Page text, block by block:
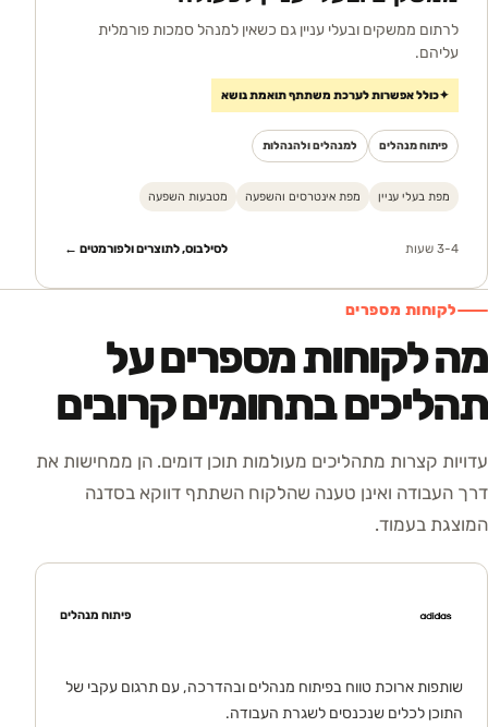
לרתום ממשקים ובעלי עניין גם כשאין למנהל סמכות פורמלית
עליהם.
✦כולל אפשרות לערכת משתתף תואמת נושא
פיתוח מנהלים למנהלים ולהנהלות
מפת בעלי עניין מפת אינטרסים והשפעה מטבעות השפעה
3-4 שעות לסילבוס, לתוצרים ולפורמטים ←
לקוחות מספרים
מה לקוחות מספרים על
תהליכים בתחומים קרובים
עדויות קצרות מתהליכים מעולמות תוכן דומים. הן ממחישות את
דרך העבודה ואינן טענה שהלקוח השתתף דווקא בסדנה
המוצגת בעמוד.
פיתוח מנהלים
שותפות ארוכת טווח בפיתוח מנהלים ובהדרכה, עם תרגום עקבי של
התוכן לכלים שנכנסים לשגרת העבודה.